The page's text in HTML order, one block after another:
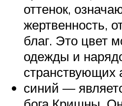
оттенок,
жертвенность,
благ. Это цвет
одежды и
странствующих
синий —